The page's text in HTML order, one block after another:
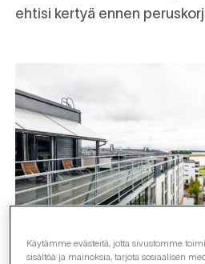
ehtisi kertyä ennen
Käytämme evästeitä, jotta sivustomme
sisältöä ja mainoksia, tarjota sosiaalisen